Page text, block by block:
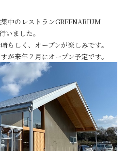
中のレストランGREENARIUM
ました。
らしく、オープンが楽しみです。
が来年２月にオープン予定です。